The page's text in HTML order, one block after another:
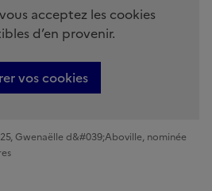
acceptez les cookies
d’en provenir.
vos cookies
Gwenaëlle d&#039;Aboville, nominée